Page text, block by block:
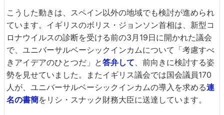
こうした動きは、スペイン以外の地域でも検討が進められ
ています。イギリスのボリス・ジョンソン首相は、新型コ
ロナウイルスの診断を受ける前の3月19日に開かれた議会
で、ユニバーサルベーシックインカムについて「考慮すべ
きアイデアのひとつだ」と答弁して 、前向きに検討する姿
勢を見せていました。またイギリス議会では国会議員170
人が、ユニバーサルベーシックインカムの導入を求める連
名の書簡をリシ・スナック財務大臣に送達しています。